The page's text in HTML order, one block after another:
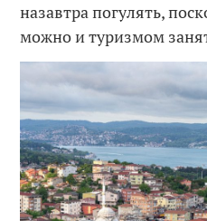
назавтра погулять,
можно и туризмом